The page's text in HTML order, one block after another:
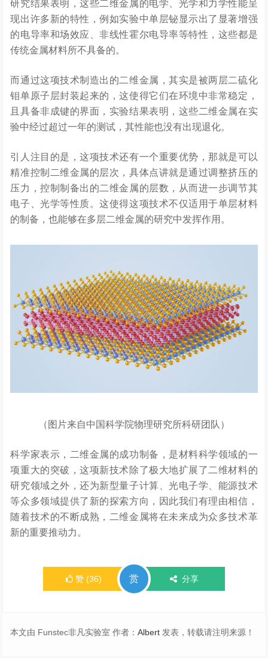
研究结果表明，这些二维金属的电学、光学和力学性能呈
现出许多新的特性，例如实验中单层铋显示出了显著增强
的电导率和场效应、非线性霍尔电导率等特性，这些都是
传统金属材料所不具备的。
而通过这项技术制造出的二维金属，其实是被两层二硫化
钼单原子层封装起来的，这使得它们在环境中非常稳定，
且具备非成键的界面，实验结果表明，这些二维金属在实
验中经过超过一年的测试，其性能也没有出现退化。
引人注目的是，这项技术还有一个重要优势，那就是可以
精准控制二维金属的层次，具体点讲就是通过调整挤压的
压力，控制制备出的二维金属的层数，从而进一步调节其
电子、光学等性质。这使得这项技术不仅适用于单层材料
的制备，也能够在多层二维金属的研究中发挥作用。
（图片来自中国科学院物理研究所科研团队）
科学家表示，二维金属的成功制备，是材料科学领域的一
项重大的突破，这项新技术除了极大地扩展了二维材料的
研究领域之外，还为新型量子计算、光电子学、能源技术
等众多领域提供了新的探索方向，因此我们有理由相信，
随着技术的不断成熟，二维金属将在未来成为众多技术革
新的重要推动力。
赞 (36) 赏 分享
本文由 Funstec非凡实验室 作者：Albert 发表，转载请注明来源！